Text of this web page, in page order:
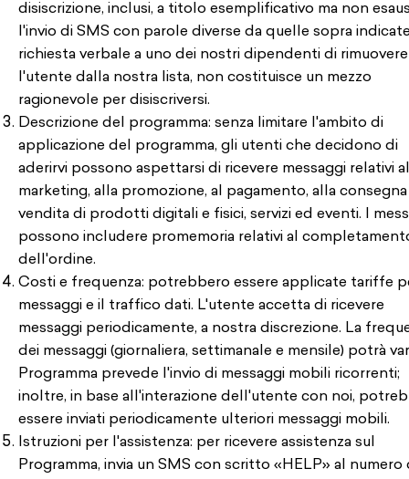
disiscrizione, inclusi, a titolo esemplificativo ma non
l'invio di SMS con parole diverse da quelle sopra
richiesta verbale a uno dei nostri dipendenti di rimuovere
l'utente dalla nostra lista, non costituisce un mezzo
ragionevole per disiscriversi.
Descrizione del programma: senza limitare l'ambito di
applicazione del programma, gli utenti che decidono di
aderirvi possono aspettarsi di ricevere messaggi relativi al
marketing, alla promozione, al pagamento, alla consegna
vendita di prodotti digitali e fisici, servizi ed eventi. I
possono includere promemoria relativi al
dell'ordine.
Costi e frequenza: potrebbero essere applicate tariffe
messaggi e il traffico dati. L'utente accetta di ricevere
messaggi periodicamente, a nostra discrezione. La
dei messaggi (giornaliera, settimanale e mensile) potrà
Programma prevede l'invio di messaggi mobili ricorrenti;
inoltre, in base all'interazione dell'utente con noi,
essere inviati periodicamente ulteriori messaggi mobili.
Istruzioni per l'assistenza: per ricevere assistenza sul
Programma, invia un SMS con scritto «HELP» al numero